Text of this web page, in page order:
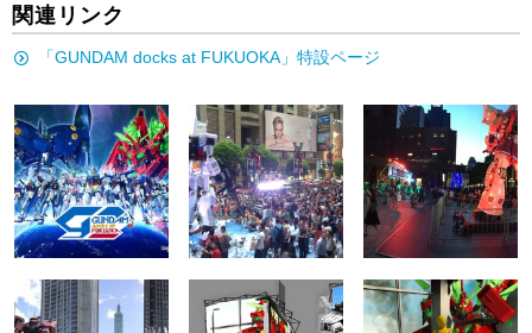
関連リンク
「GUNDAM docks at FUKUOKA」特設ページ